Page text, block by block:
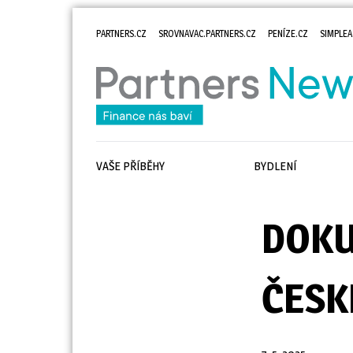
PARTNERS.CZ SROVNAVAC.PARTNERS.CZ PENÍZE.CZ
VAŠE PŘÍBĚHY BYDLENÍ